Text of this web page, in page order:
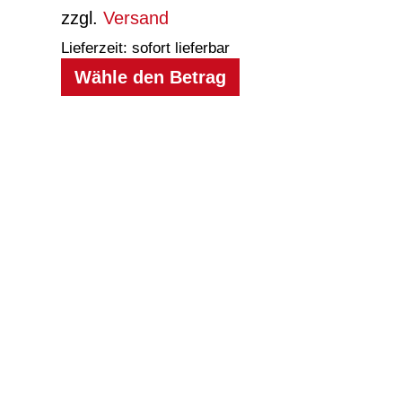
zzgl. Versand
Lieferzeit: sofort lieferbar
Wähle den Betrag